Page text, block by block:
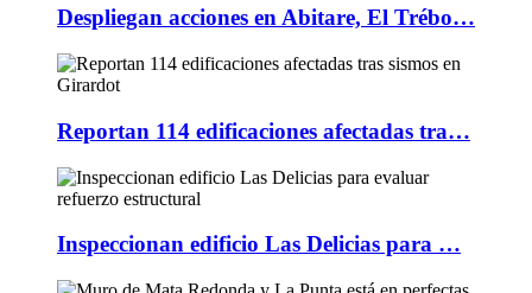
Despliegan acciones en Abitare, El Trébo…
Reportan 114 edificaciones afectadas tra…
Inspeccionan edificio Las Delicias para …